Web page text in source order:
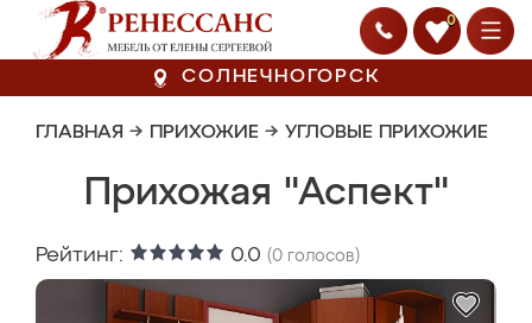
0
СОЛНЕЧНОГОРСК
ГЛАВНАЯ → ПРИХОЖИЕ → УГЛОВЫЕ ПРИХОЖИЕ
Прихожая "Аспект"
Рейтинг: 0.0 (0 голосов)